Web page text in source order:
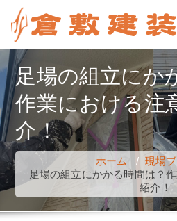
テ
ン
ツ
へ
ス
キ
ッ
プ
足場の組立にか
作業における注
介！
ホーム / 現場
足場の組立にかかる時間は？
紹介！